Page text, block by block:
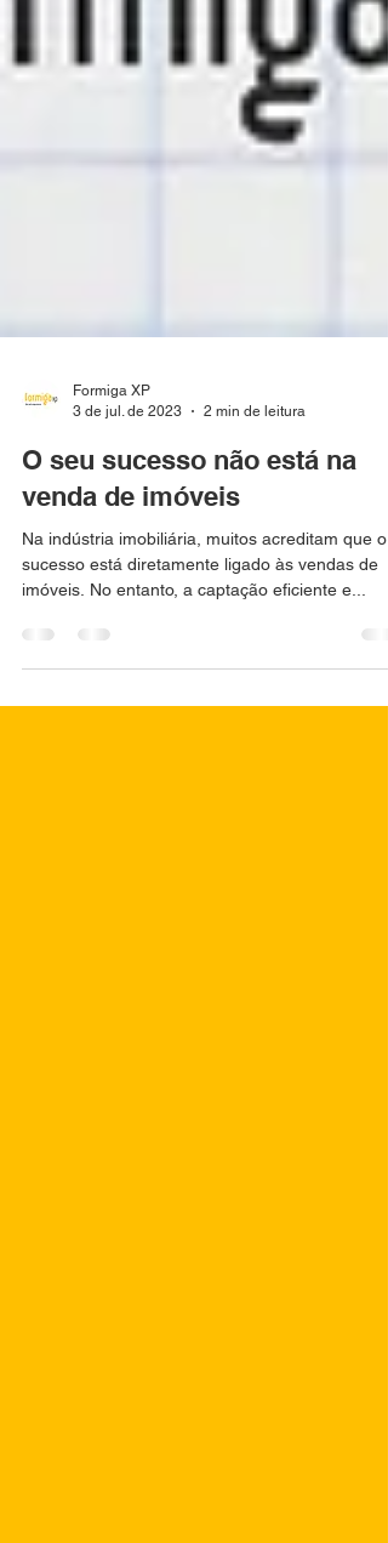
3 de jul. de 2023
2 min de leitura
O seu sucesso não está na
venda de imóveis
Na indústria imobiliária, muitos acreditam que o
imóveis. No entanto, a captação eficiente e...